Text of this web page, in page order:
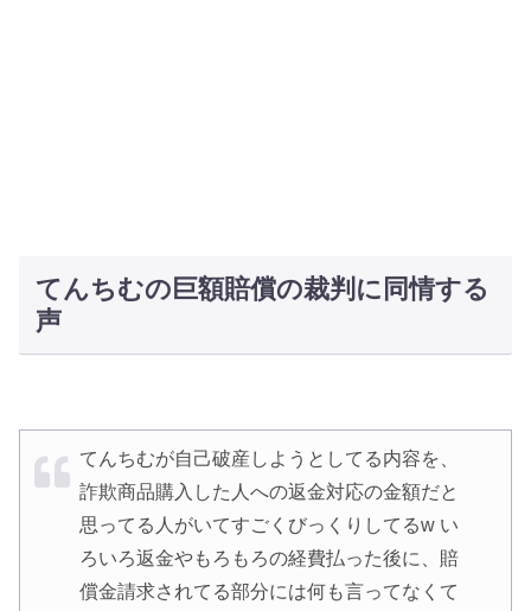
てんちむの巨額賠償の裁判に同情する
声
てんちむが自己破産しようとしてる内容を、
詐欺商品購入した人への返金対応の金額だと
思ってる人がいてすごくびっくりしてるw い
ろいろ返金やもろもろの経費払った後に、賠
償金請求されてる部分には何も言ってなくて